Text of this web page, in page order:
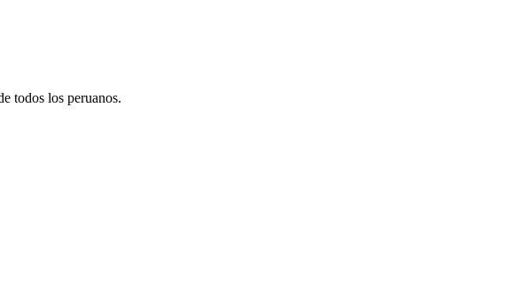
todos los peruanos.